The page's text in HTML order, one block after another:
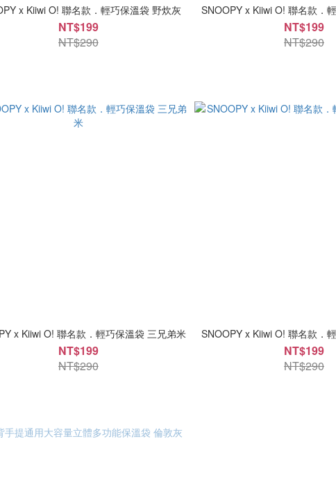
x Kiiwi O! 聯名款．輕巧保溫袋 野炊灰
NT$199
NT$290
SNOOPY x Kiiwi O! 聯名款．
NT$199
NT$290
x Kiiwi O! 聯名款．輕巧保溫袋 三兄弟米
NT$199
NT$290
SNOOPY x Kiiwi O! 聯名款．
NT$199
NT$290